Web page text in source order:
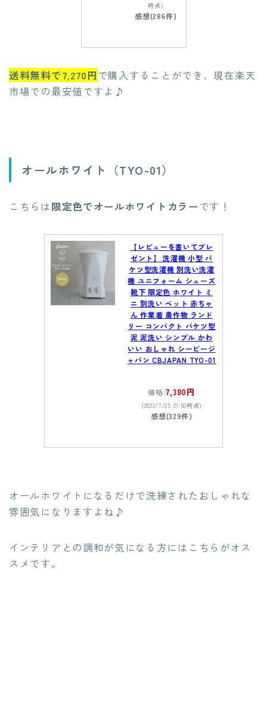
時点)
感想(286件)
送料無料で7,270円 で購入することができ、現在楽天
市場での最安値ですよ♪
オールホワイト（TYO-01）
こちらは限定色でオールホワイトカラー です！
【レビューを書いてプレ
ゼント】 洗濯機 小型 バ
ケツ型洗濯機 別洗い洗濯
機 ユニフォーム シューズ
靴下 限定色 ホワイト ミ
ニ 別洗い ペット 赤ちゃ
ん 作業着 農作物 ランド
リー コンパクト バケツ型
泥 泥洗い シンプル かわ
いい おしゃれ シービージ
ャパン CBJAPAN TYO-01
価格:7,380円
(2022/7/25 21:50時点)
感想(329件)
オールホワイトになるだけで洗練されたおしゃれな
雰囲気になりますよね♪
インテリアとの調和が気になる方にはこちらがオス
スメです。